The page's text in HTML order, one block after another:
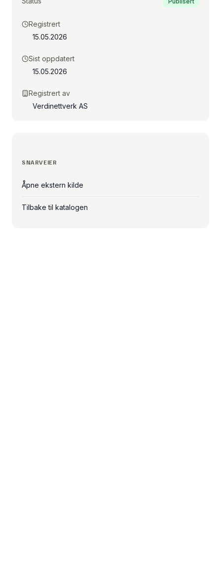
Registrert
15.05.2026
Sist oppdatert
15.05.2026
Registrert av
Verdinettverk AS
SNARVEIER
Åpne ekstern kilde
Tilbake til katalogen